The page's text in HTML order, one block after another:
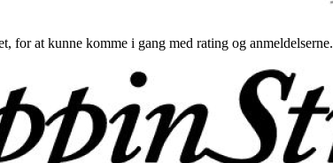
for at kunne komme i gang med rating og anmeldelserne.